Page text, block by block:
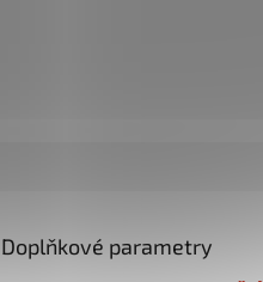
Doplňkové parametry